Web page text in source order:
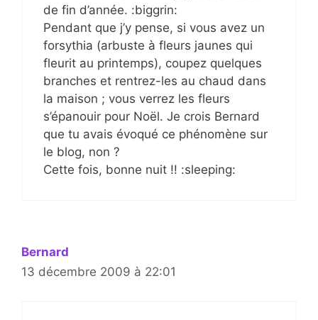
de fin d’année. :biggrin:
Pendant que j’y pense, si vous avez un
forsythia (arbuste à fleurs jaunes qui
fleurit au printemps), coupez quelques
branches et rentrez-les au chaud dans
la maison ; vous verrez les fleurs
s’épanouir pour Noël. Je crois Bernard
que tu avais évoqué ce phénomène sur
le blog, non ?
Cette fois, bonne nuit !! :sleeping:
Bernard
13 décembre 2009 à 22:01